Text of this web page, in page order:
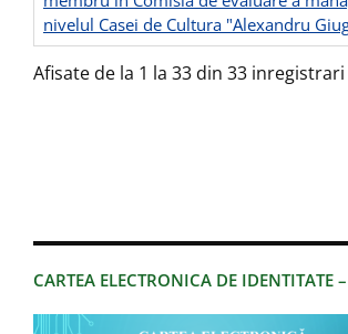
CARTEA ELECTRONICA DE IDENTITATE
nivelul Casei de Cultura "Alexandru
Afisate de la 1 la 33 din 33 inregistrari